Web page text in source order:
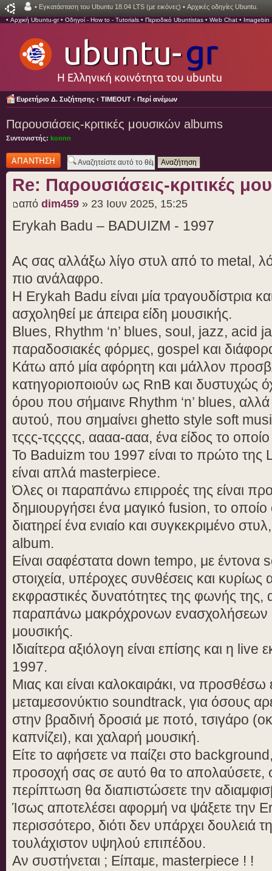
• Εγκατάσταση του Ubuntu 18.04 LTS (με εικόνες) • Αρχικές οδηγίες Ubuntu.
• Αρχική Ubuntu-gr• Οδηγοί - How to - Tutorials • Περιοδικό Ubuntistas • Web Chat • Imagebin
Ευρετήριο Δ. Συζήτησης ‹ TIMEOUT ‹ Περί ανέμων
Παρουσιάσεις-κριτικές μουσικών albums
Συντονιστής: konnn
Δημιουργία
απάντησης
Re: Παρουσιάσεις-κριτικές
από dim459 » 23 Ιουν 2025, 15:25
Erykah Badu – BADUIZM - 1997
Ας σας αλλάξω λίγο στυλ από το metal,
πιο ανάλαφρο.
Η Erykah Badu είναι μία τραγουδίστρια
ασχοληθεί με άπειρα είδη μουσικής.
Blues, Rhythm ‘n’ blues, soul, jazz, acid
παραδοσιακές φόρμες, gospel και
Κάτω από μία αφόρητη και μάλλον
κατηγοριοποιούν ως RnB και δυστυχώς
όρου που σήμαινε Rhythm ‘n’ blues,
αυτού, που σημαίνει ghetto style soft
τςςς-τςςςςς, αααα-ααα, ένα είδος το
Το Baduizm του 1997 είναι το πρώτο της
είναι απλά masterpiece.
Όλες οι παραπάνω επιρροές της είναι
δημιουργήσει ένα μαγικό fusion, το
διατηρεί ένα ενιαίο και συγκεκριμένο
album.
Είναι σαφέστατα down tempo, με έντονα
στοιχεία, υπέροχες συνθέσεις και κυρίως
εκφραστικές δυνατότητες της φωνής
παραπάνω μακρόχρονων ενασχολήσεων
μουσικής.
Ιδιαίτερα αξιόλογη είναι επίσης και η
1997.
Μιας και είναι καλοκαιράκι, να προσθέσω
μεταμεσονύκτιο soundtrack, για όσους
στην βραδινή δροσιά με ποτό, τσιγάρο
καπνίζει), και χαλαρή μουσική.
Είτε το αφήσετε να παίζει στο
προσοχή σας σε αυτό θα το απολαύσετε,
περίπτωση θα διαπιστώσετε την
Ίσως αποτελέσει αφορμή να ψάξετε την
περισσότερο, διότι δεν υπάρχει δουλειά
τουλάχιστον υψηλού επιπέδου.
Αν συστήνεται ; Είπαμε, masterpiece ! !